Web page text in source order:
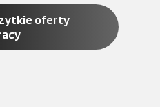
oferty